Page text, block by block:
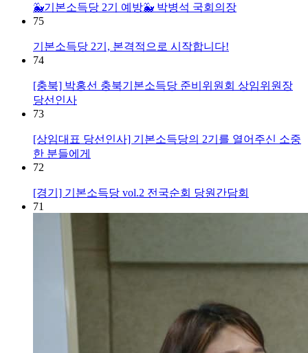
🐳기본소득당 2기 예방🐳 박병석 국회의장
75
기본소득당 2기, 본격적으로 시작합니다!
74
[충북] 박홍선 충북기본소득당 준비위원회 상임위원장
당선인사
73
[상임대표 당선인사] 기본소득당의 2기를 열어주신 소중
한 분들에게
72
[경기] 기본소득당 vol.2 전국순회 당원간담회
71